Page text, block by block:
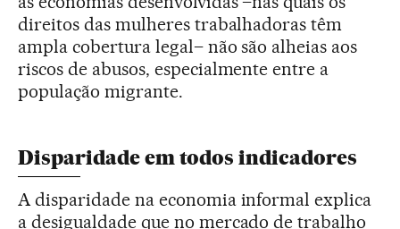
direitos das mulheres trabalhadoras têm
ampla cobertura legal– não são alheias aos
riscos de abusos, especialmente entre a
população migrante.
Disparidade em todos indicadores
A disparidade na economia informal explica
a desigualdade que no mercado de trabalho